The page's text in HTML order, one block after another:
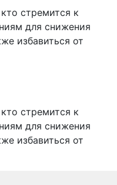
стремится к
для снижения
избавиться от
стремится к
для снижения
избавиться от